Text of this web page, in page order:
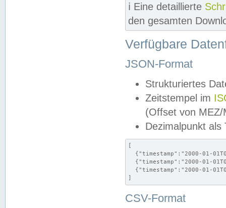
ℹ️ Eine detaillierte
den gesamten
Verfügbare
JSON-Format
Strukturiertes
Zeitstempel im
(Offset von MEZ/
Dezimalpunkt als
[
{"timestamp":"2000-01-
{"timestamp":"2000-01-
{"timestamp":"2000-01-
]
CSV-Format